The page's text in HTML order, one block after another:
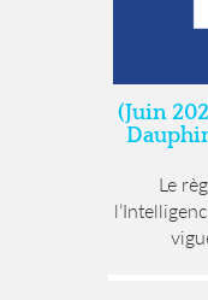
(Juin
Le